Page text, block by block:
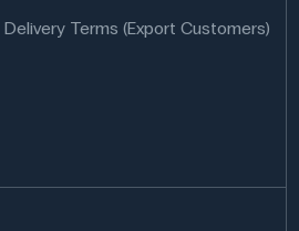
Delivery Terms (Export Customers)